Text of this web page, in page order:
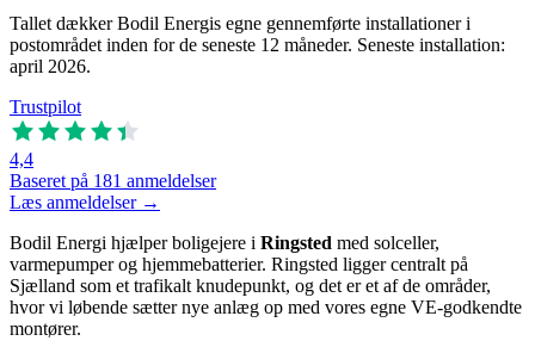
Tallet dækker Bodil Energis egne gennemførte installationer i
postområdet inden for de seneste 12 måneder. Seneste installation:
april 2026.
Trustpilot
4,4
Baseret på 181 anmeldelser
Læs anmeldelser →
Bodil Energi hjælper boligejere i Ringsted med solceller,
varmepumper og hjemmebatterier. Ringsted ligger centralt på
Sjælland som et trafikalt knudepunkt, og det er et af de områder,
hvor vi løbende sætter nye anlæg op med vores egne VE-godkendte
montører.